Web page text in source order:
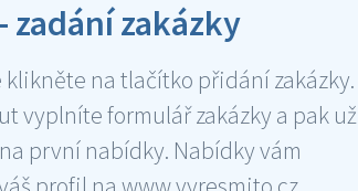
zadání zakázky
na tlačítko přidání zakázky.
vyplníte formulář zakázky a pak už
první nabídky. Nabídky vám